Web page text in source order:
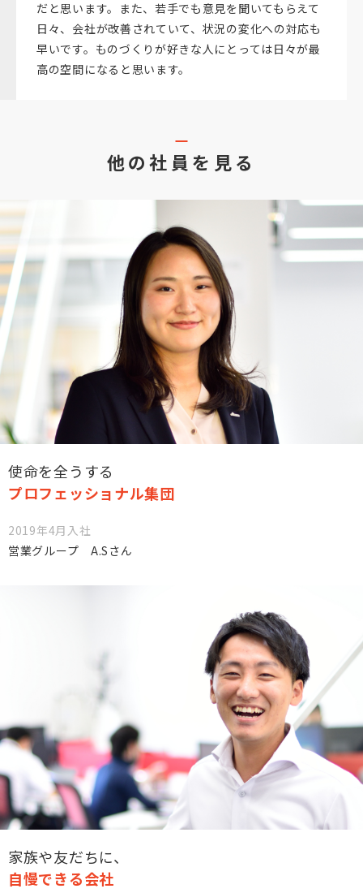
だと思います。また、若手でも意見を聞いてもらえて
日々、会社が改善されていて、状況の変化への対応も
早いです。ものづくりが好きな人にとっては日々が最
高の空間になると思います。
他の社員を見る
使命を全うする
プロフェッショナル集団
2019年4月入社
営業グループ A.Sさん
家族や友だちに、
自慢できる会社